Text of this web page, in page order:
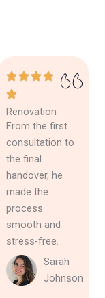
Renovation
From the first
consultation to
the final
handover, he
made the
process
smooth and
stress-free.
Sarah
Johnson